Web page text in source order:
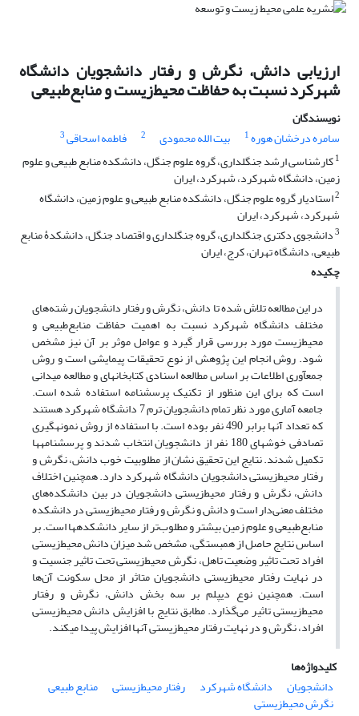
ارزیابی دانش، نگرش و رفتار دانشجویان دانشگاه
شهرکرد نسبت به حفاظت محیط‌زیست و منابع‌طبیعی
نویسندگان
سامره درخشان هوره1 بیت الله محمودی 2 فاطمه اسحاقی3
1کارشناسی ارشد جنگلداری، گروه علوم جنگل، دانشکده منابع طبیعی و علوم
زمین، دانشگاه شهرکرد، شهرکرد، ایران
2استادیار گروه علوم جنگل، دانشکده منابع طبیعی و علوم زمین، دانشگاه
شهرکرد، شهرکرد، ایران
3دانشجوی دکتری جنگلداری، گروه جنگلداری و اقتصاد جنگل، دانشکدۀ منابع
طبیعی، دانشگاه تهران، کرج، ایران
چکیده
در این مطالعه تلاش شده تا دانش، نگرش و رفتار دانشجویان رشته‌های
مختلف دانشگاه شهرکرد نسبت به اهمیت حفاظت منابع‌طبیعی و
محیط‌زیست مورد بررسی قرار گیرد و عوامل موثر بر آن نیز مشخص
شود. روش انجام این پژوهش از نوع تحقیقات پیمایشی است و روش
جمع‎آوری اطلاعات بر اساس مطالعه اسنادی کتابخانه‎ای و مطالعه میدانی
است که برای این منظور از تکنیک پرسشنامه استفاده شده است.
جامعه آماری مورد نظر تمام دانشجویان ترم 7 دانشگاه شهرکرد هستند
که تعداد آن‎ها برابر 490 نفر بوده است. با استفاده از روش نمونه‎گیری
تصادفی خوشه‎ای 180 نفر از دانشجویان انتخاب شدند و پرسش‎نامه‎ها
تکمیل شدند. نتایج این تحقیق نشان از مطلوبیت خوب دانش، نگرش و
رفتار محیط‌زیستی دانشجویان دانشگاه شهرکرد دارد. همچنین اختلاف
دانش، نگرش و رفتار محیط‌زیستی دانشجویان در بین دانشکده‌های
مختلف معنی‌دار است و دانش و نگرش و رفتار محیط‌زیستی در دانشکده
منابع‌طبیعی و علوم زمین بیش‎تر و مطلوب‌تر از سایر دانشکده‎ها است. بر
اساس نتایج حاصل از همبستگی، مشخص شد میزان دانش محیط‌زیستی
افراد تحت تاثیر وضعیت تاهل، نگرش محیط‌زیستی تحت تاثیر جنسیت و
در نهایت رفتار محیط‌زیستی دانشجویان متاثر از محل سکونت آن‌ها
است. همچنین نوع دیپلم بر سه بخش دانش، نگرش و رفتار
محیط‌زیستی تاثیر می‌گذارد. مطابق نتایج با افزایش دانش محیط‌زیستی
افراد، نگرش و در نهایت رفتار محیط‌زیستی آن‎ها افزایش پیدا می‎کند.
کلیدواژه‌ها
دانشجویان
دانشگاه شهرکرد رفتار محیط‌زیستی منابع طبیعی
نگرش محیط‌زیستی